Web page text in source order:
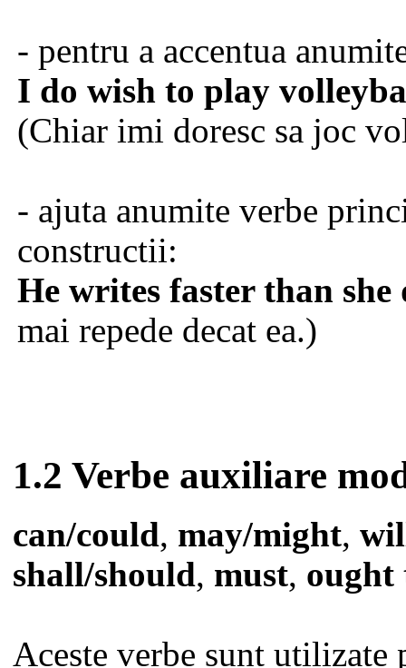
- pentru a accentua
I do wish to play
(Chiar imi doresc sa joc
- ajuta anumite verbe
constructii:
He writes faster than she
mai repede decat ea.)
1.2 Verbe auxiliare
can/could, may/might,
shall/should, must, ought
Aceste verbe sunt utilizate